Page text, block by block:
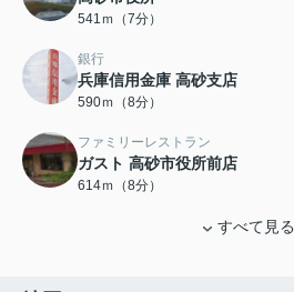
541ｍ（7分）
銀行
兵庫信用金庫 高砂支店
590ｍ（8分）
ファミリーレストラン
ガスト 高砂市役所前店
614ｍ（8分）
すべて見る